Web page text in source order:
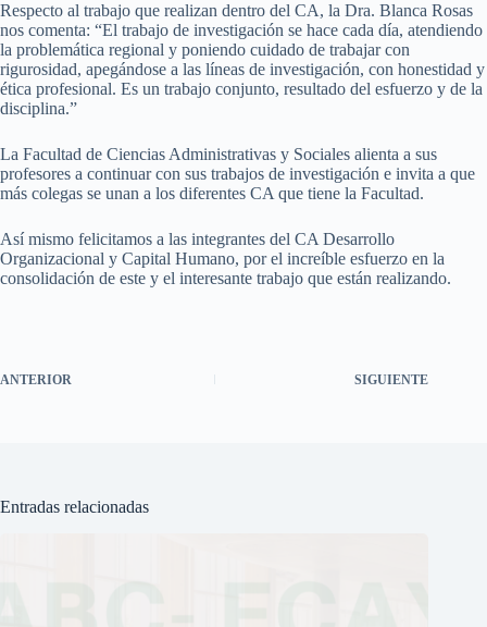
Respecto al trabajo que realizan dentro del CA, la Dra. Blanca Rosas
nos comenta: “El trabajo de investigación se hace cada día, atendiendo
la problemática regional y poniendo cuidado de trabajar con
rigurosidad, apegándose a las líneas de investigación, con honestidad y
ética profesional. Es un trabajo conjunto, resultado del esfuerzo y de la
disciplina.”
La Facultad de Ciencias Administrativas y Sociales alienta a sus
profesores a continuar con sus trabajos de investigación e invita a que
más colegas se unan a los diferentes CA que tiene la Facultad.
Así mismo felicitamos a las integrantes del CA Desarrollo
Organizacional y Capital Humano, por el increíble esfuerzo en la
consolidación de este y el interesante trabajo que están realizando.
ANTERIOR SIGUIENTE
Entradas relacionadas